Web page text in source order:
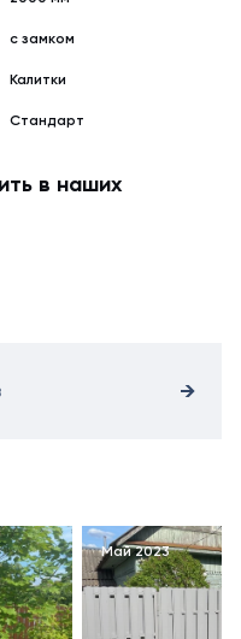
с замком
Калитки
Стандарт
в наших
Май 2023